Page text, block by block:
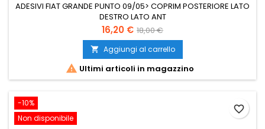
ADESIVI FIAT GRANDE PUNTO 09/05> COPRIM POSTERIORE LATO
DESTRO LATO ANT
Prezzo
16,20 € Prezzo
base
18,00 €
 Aggiungi al carrello
 Ultimi articoli in magazzino
-10%
Non disponibile
favorite_border